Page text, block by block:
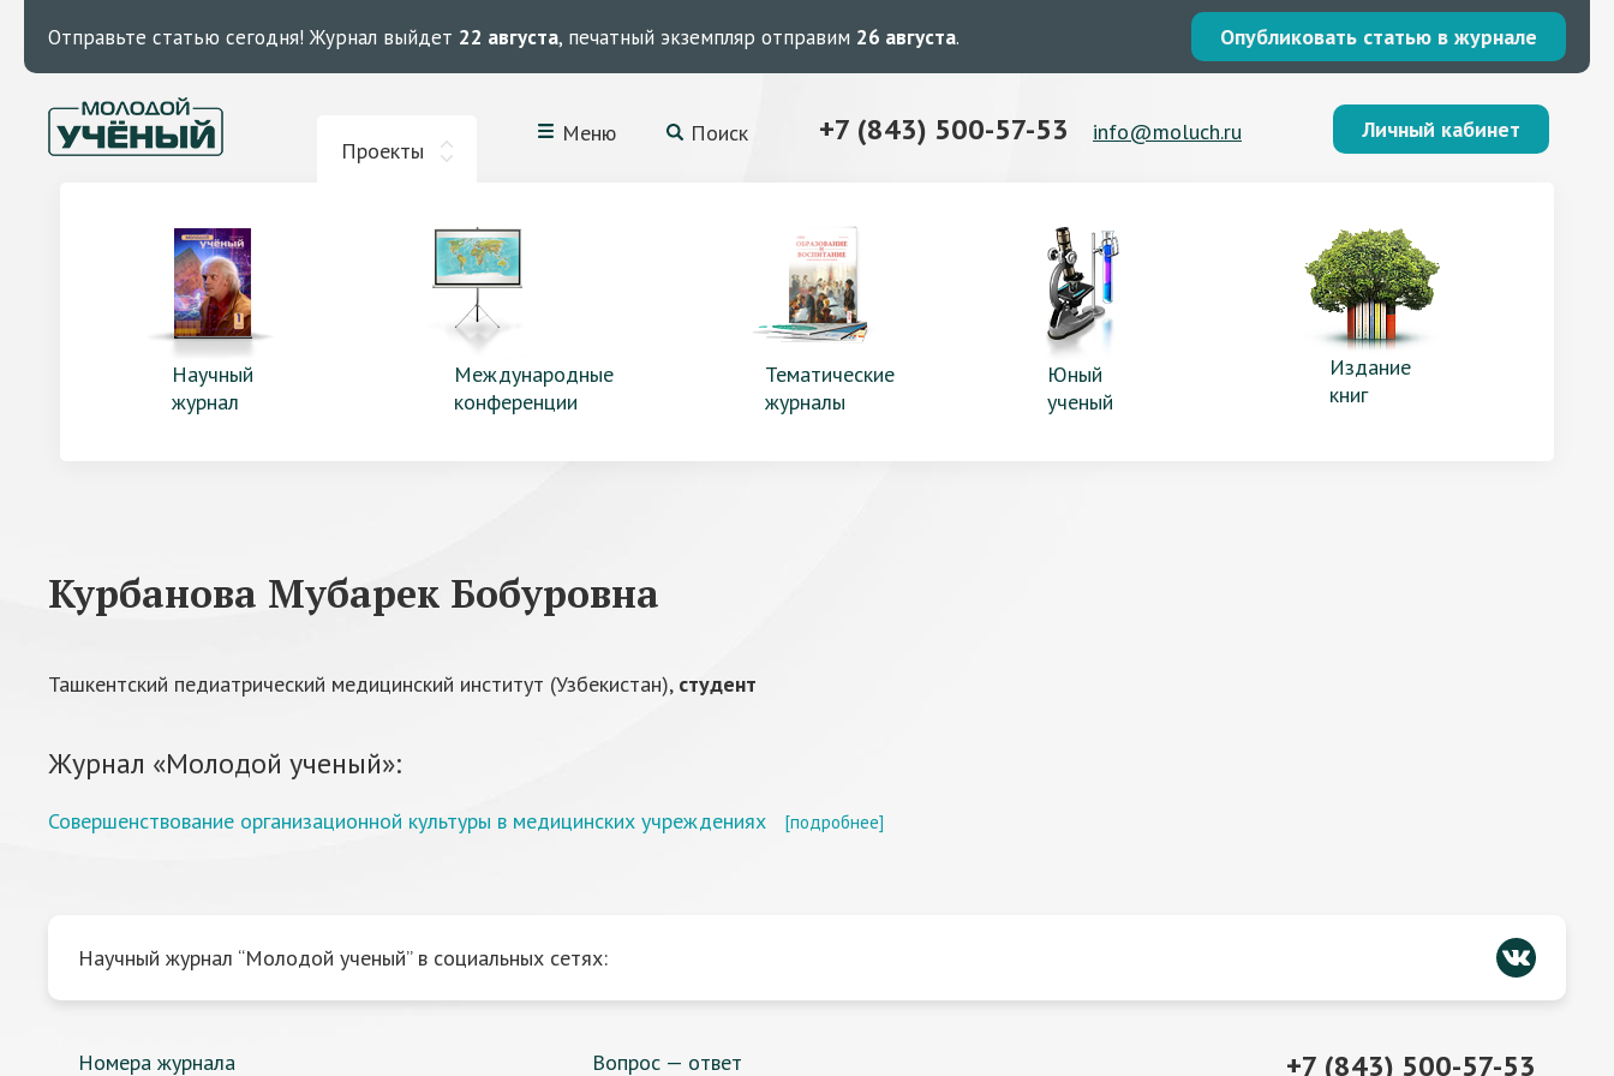
Отправьте статью сегодня! Журнал выйдет 22 августа, печатный экземпляр отправим 26 августа. Опубликовать статью в журнале
Проекты
Меню Поиск +7 (843) 500-57-53 info@moluch.ru Личный кабинет
Научный
журнал
Международные
конференции
Тематические
журналы
Юный
ученый
Издание
книг
Курбанова Мубарек Бобуровна
Ташкентский педиатрический медицинский институт (Узбекистан), студент
Журнал «Молодой ученый»:
Совершенствование организационной культуры в медицинских учреждениях [подробнее]
Научный журнал “Молодой ученый” в социальных сетях:
Номера журнала Вопрос — ответ +7 (843) 500-57-53